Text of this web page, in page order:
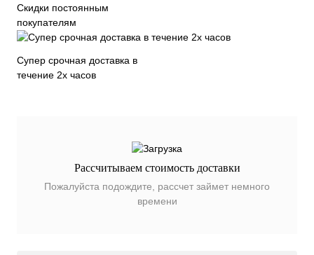
Скидки постоянным
покупателям
Супер срочная доставка в
течение 2х часов
Рассчитываем стоимость доставки
Пожалуйста подождите, рассчет займет немного
времени